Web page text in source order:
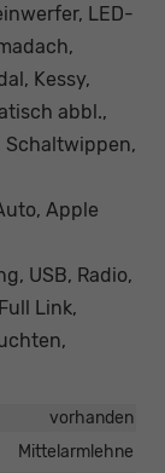
LED-
Kessy,
abbl.,
Schaltwippen,
Apple
USB, Radio,
Link,
vorhanden
Mittelarmlehne